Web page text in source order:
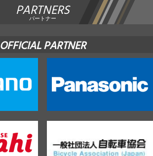
PARTNERS
パートナー
OFFICIAL PARTNER